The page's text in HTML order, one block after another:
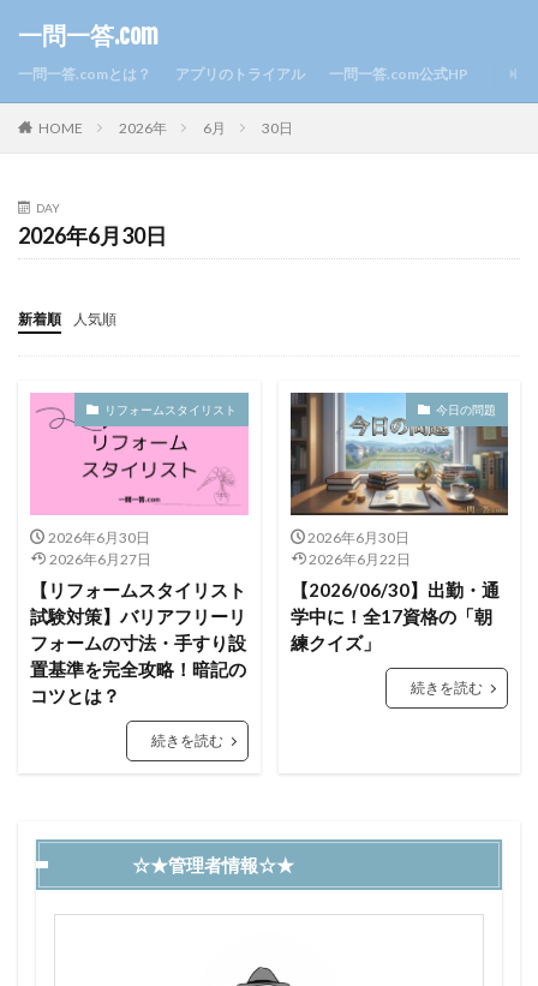
一問一答.com
一問一答.comとは？ アプリのトライアル 一問一答.com公式HP
HOME 2026年 6月 30日
DAY
2026年6月30日
新着順 人気順
リフォームスタイリスト
2026年6月30日
2026年6月27日
【リフォームスタイリスト
試験対策】バリアフリーリ
フォームの寸法・手すり設
置基準を完全攻略！暗記の
コツとは？
続きを読む
今日の問題
2026年6月30日
2026年6月22日
【2026/06/30】出勤・通
学中に！全17資格の「朝
練クイズ」
続きを読む
☆★管理者情報☆★